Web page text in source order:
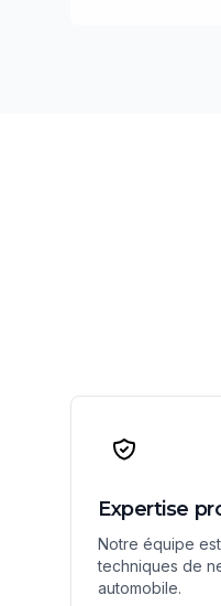
Expertise
Notre équipe
techniques de
automobile.